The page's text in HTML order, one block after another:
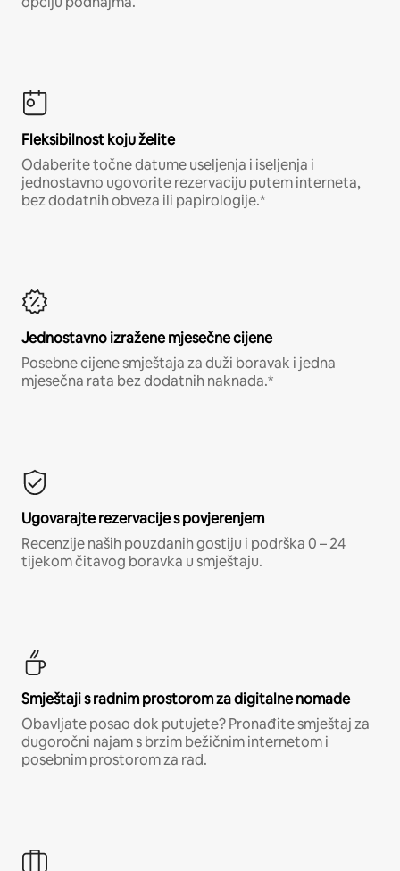
Fleksibilnost koju želite
Odaberite točne datume useljenja i iseljenja i
jednostavno ugovorite rezervaciju putem interneta,
bez dodatnih obveza ili papirologije.*
Jednostavno izražene mjesečne cijene
Posebne cijene smještaja za duži boravak i jedna
mjesečna rata bez dodatnih naknada.*
Ugovarajte rezervacije s povjerenjem
Recenzije naših pouzdanih gostiju i podrška 0 – 24
tijekom čitavog boravka u smještaju.
Smještaji s radnim prostorom za digitalne nomade
Obavljate posao dok putujete? Pronađite smještaj za
dugoročni najam s brzim bežičnim internetom i
posebnim prostorom za rad.